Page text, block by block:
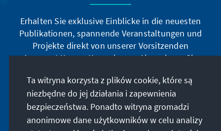
Erhalten Sie exklusive Einblicke in die neuesten
Publikationen, spannende Veranstaltungen und
Projekte direkt von unserer Vorsitzenden
Annegret Kramp-Karrenbauer. Abonnieren Sie
auf dem Laufenden.
Jetzt abonnieren
Ta witryna korzysta z plików cookie, które są
niezbędne do jej działania i zapewnienia
bezpieczeństwa. Ponadto witryna gromadzi
anonimowe dane użytkowników w celu analizy